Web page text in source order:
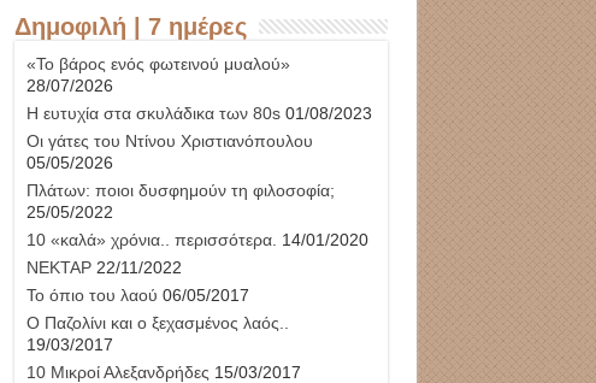
Δημοφιλή | 7 ημέρες
«Το βάρος ενός φωτεινού μυαλού»
28/07/2026
Η ευτυχία στα σκυλάδικα των 80s01/08/2023
Οι γάτες του Ντίνου Χριστιανόπουλου
05/05/2026
Πλάτων: ποιοι δυσφημούν τη φιλοσοφία;
25/05/2022
10 «καλά» χρόνια.. περισσότερα. 14/01/2020
ΝΕΚΤΑΡ22/11/2022
Το όπιο του λαού 06/05/2017
Ο Παζολίνι και ο ξεχασμένος λαός..
19/03/2017
10 Μικροί Αλεξανδρήδες 15/03/2017